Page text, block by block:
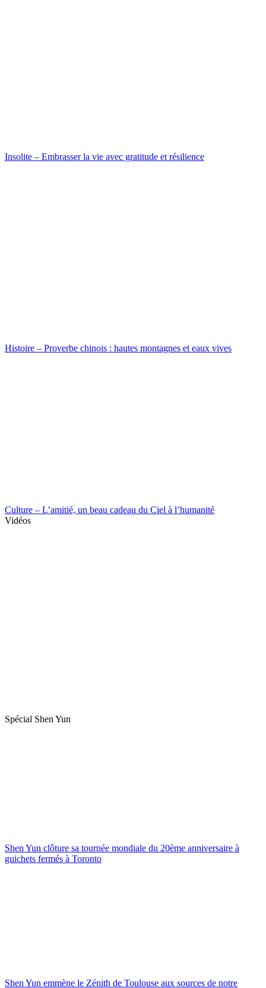
Insolite – Embrasser la vie avec gratitude et résilience
Histoire – Proverbe chinois : hautes montagnes et eaux vives
Culture – L’amitié, un beau cadeau du Ciel à l’humanité
Vidéos
Spécial Shen Yun
Shen Yun clôture sa tournée mondiale du 20ème anniversaire à
guichets fermés à Toronto
Shen Yun emmène le Zénith de Toulouse aux sources de notre